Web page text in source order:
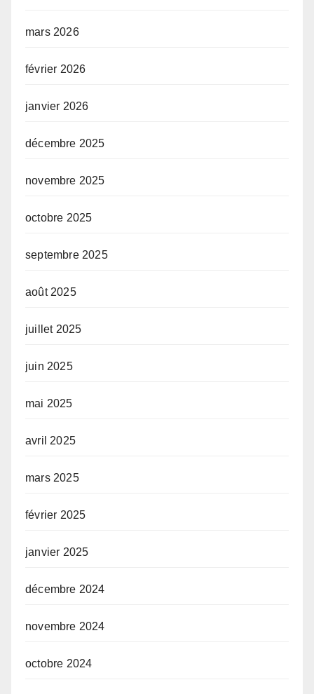
mars 2026
février 2026
janvier 2026
décembre 2025
novembre 2025
octobre 2025
septembre 2025
août 2025
juillet 2025
juin 2025
mai 2025
avril 2025
mars 2025
février 2025
janvier 2025
décembre 2024
novembre 2024
octobre 2024